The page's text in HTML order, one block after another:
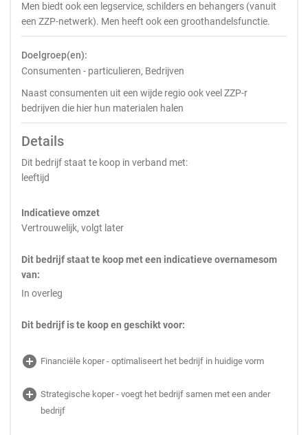
Men biedt ook een legservice, schilders en behangers (vanuit
een ZZP-netwerk). Men heeft ook een groothandelsfunctie.
Doelgroep(en):
Consumenten - particulieren, Bedrijven
Naast consumenten uit een wijde regio ook veel ZZP-r
bedrijven die hier hun materialen halen
Details
Dit bedrijf staat te koop in verband met:
leeftijd
Indicatieve omzet
Vertrouwelijk, volgt later
Dit bedrijf staat te koop met een indicatieve overnamesom
van:
In overleg
Dit bedrijf is te koop en geschikt voor:
add_circle Financiële koper - optimaliseert het bedrijf in huidige vorm
add_circle Strategische koper - voegt het bedrijf samen met een ander
bedrijf